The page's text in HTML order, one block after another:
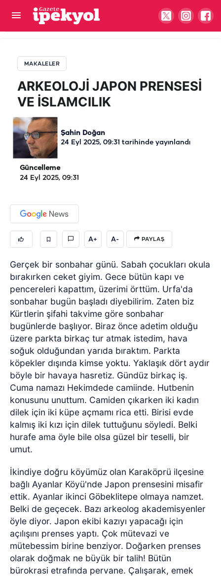
MAKALELER
ARKEOLOJİ JAPON PRENSESİ
VE İSLAMCILIK
Şahin Doğan
24 Eyl 2025, 09:31 tarihinde yayınlandı
Güncelleme
24 Eyl 2025, 09:31
A+ A- PAYLAŞ
Gerçek bir sonbahar günü. Sabah çocukları okula
bırakırken ceket giyim. Gece bütün kapı ve
pencereleri kapattım, üzerimi örttüm. Urfa'da
sonbahar bugün başladı diyebilirim. Zaten biz
Kürtlerin şifahi takvime göre sonbahar
bugünlerde başlıyor. Biraz önce adetim olduğu
üzere parkta birkaç tur atmak istedim, hava
soğuk olduğundan yarıda bıraktım. Parkta
köpekler dışında kimse yoktu. Yaklaşık dört aydır
böyle bir havaya hasretiz. Gündüz birkaç iş.
Cuma namazı Hekimdede camiinde. Hutbenin
konusunu unuttum. Camiden çıkarken iki kadın
dilek için iki küpe açmamı rica etti. Birisi evde
kalmış iki kızı için dilek tuttuğunu söyledi. Belki
hurafe ama öyle bile olsa güzel bir teselli, bir
umut.
İkindiye doğru köyümüz olan Karaköprü ilçesine
bağlı Ayanlar Köyü'nde Japon prensesini misafir
ettik. Ayanlar ikinci Göbeklitepe olmaya namzet.
Belki de geçecek. Bazı arkeolog akademisyenler
öyle diyor. Japon ekibi kazıyı yapacağı için
açılışını prenses yaptı. Çok mütevazi ve
mütebessim birine benziyor. Doğarken prenses
olarak doğmak ne büyük bir talih! Bütün
bürokrasi etrafında pervane. Çalışarak, emek
ARKEOLOJİ JAPON PRENSESİ VE İSLAMCILIK